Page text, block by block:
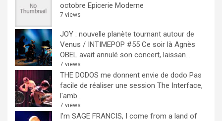
octobre Epicerie Moderne
7 views
JOY : nouvelle planète tournant autour de
Venus / INTIMEPOP #55 Ce soir là Agnès
OBEL avait annulé son concert, laissan...
7 views
THE DODOS me donnent envie de dodo Pas
facile de réaliser une session The Interface,
l'amb...
7 views
I’m SAGE FRANCIS, I come from a land of